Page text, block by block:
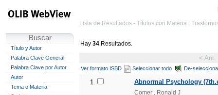
Buscar
Título y Autor
Palabra Clave General
Palabra Clave por Autor
Autor
Tema o Materia
Lista de Resultados - Títulos con Materia :
Hay 34 Resultados.
< Ant.
Ver formato ISBD Seleccionar todo De-
1. Abnormal Psychology
Comer , Ronald J